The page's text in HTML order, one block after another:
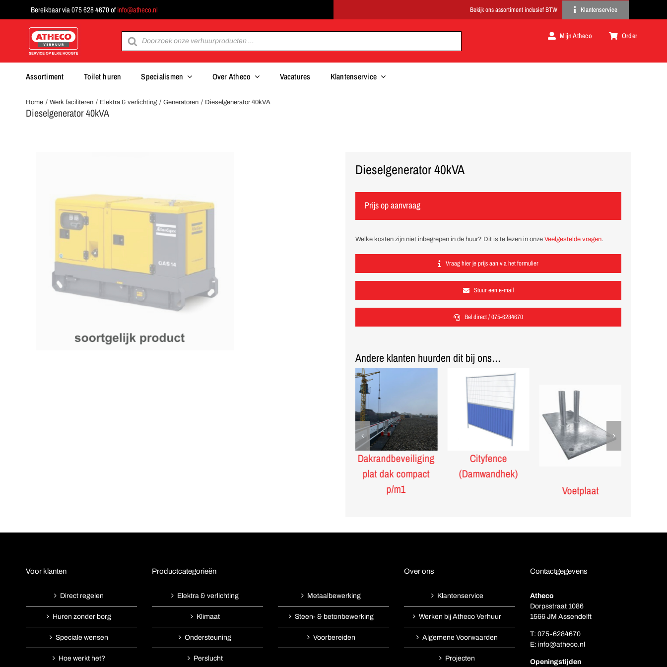
Bereikbaar via 075 628 4670 ofinfo@atheco.nl Klantenservice
Producten
zoeken
Mijn Atheco Order
Assortiment Toilet huren Specialismen Over Atheco Vacatures Klantenservice
Home Werk faciliteren Elektra & verlichting Generatoren Dieselgenerator 40kVA
Dieselgenerator 40kVA
Dieselgenerator 40kVA
Prijs op aanvraag
Welke kosten zijn niet inbegrepen in de huur? Dit is te lezen in onze Veelgestelde vragen.
Vraag hier je prijs aan via het formulier
Stuur een e-mail
Bel direct / 075-6284670
Andere klanten huurden dit bij ons…
Dakrandbeveiliging
plat dak compact
p/m1
Cityfence
(Damwandhek)
Voetplaat
Voor klanten
Direct regelen
Huren zonder borg
Speciale wensen
Hoe werkt het?
Productcategorieën
Elektra & verlichting
Klimaat
Ondersteuning
Perslucht
Metaalbewerking
Steen- & betonbewerking
Voorbereiden
Over ons
Klantenservice
Werken bij Atheco Verhuur
Algemene Voorwaarden
Projecten
Contactgegevens
Atheco
Dorpsstraat 1086
1566 JM Assendelft
T: 075-6284670
E: info@atheco.nl
Openingstijden